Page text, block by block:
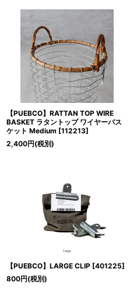
【PUEBCO】RATTAN TOP WIRE
BASKET ラタントップ ワイヤーバス
ケット Medium [112213]
2,400円(税別)
【PUEBCO】LARGE CLIP [401225]
800円(税別)